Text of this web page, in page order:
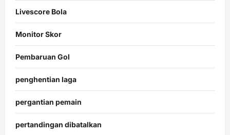
Livescore Bola
Monitor Skor
Pembaruan Gol
penghentian laga
pergantian pemain
pertandingan dibatalkan